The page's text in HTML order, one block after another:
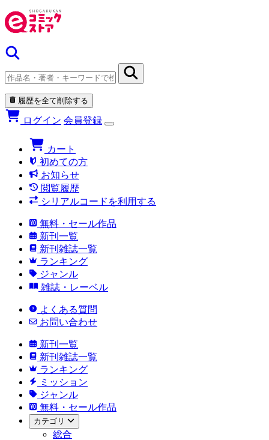
履歴を全て削除する
ログイン 会員登録
カート
初めての方
お知らせ
閲覧履歴
シリアルコードを利用する
無料・セール作品
新刊一覧
新刊雑誌一覧
ランキング
ジャンル
雑誌・レーベル
よくある質問
お問い合わせ
新刊一覧
新刊雑誌一覧
ランキング
ミッション
ジャンル
無料・セール作品
カテゴリ
総合